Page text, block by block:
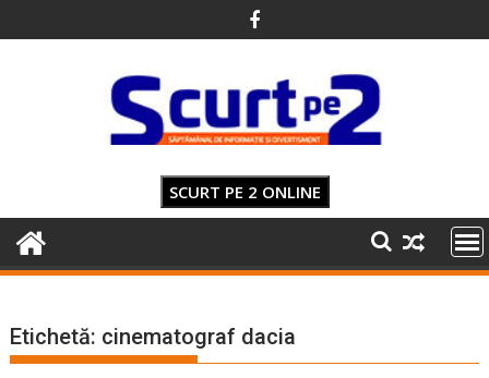
to
SCURT PE 2 ONLINE
Etichetă: cinematograf dacia